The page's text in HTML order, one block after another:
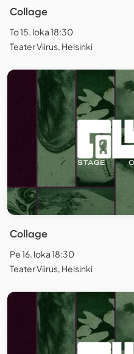
Collage
To 15. loka 18:30
Teater Viirus, Helsinki
Collage
Pe 16. loka 18:30
Teater Viirus, Helsinki